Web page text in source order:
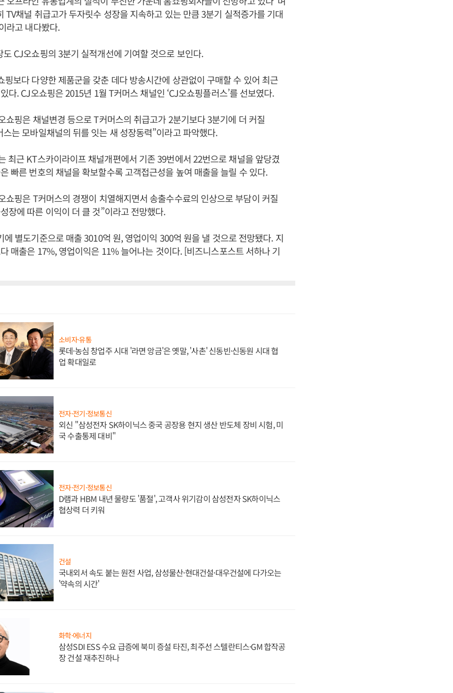
TV채널 취급고가 두자릿수 성장을 지속하고 있는 만큼 3분기 실적증가를 기대
라고 내다봤다.
CJ오쇼핑의 3분기 실적개선에 기여할 것으로 보인다.
핑보다 다양한 제품군을 갖춘 데다 방송시간에 상관없이 구매할 수 있어 최근
다. CJ오쇼핑은 2015년 1월 T커머스 채널인 ‘CJ오쇼핑플러스’를 선보였다.
쇼핑은 채널변경 등으로 T커머스의 취급고가 2분기보다 3분기에 더 커질
스는 모바일채널의 뒤를 잇는 새 성장동력”이라고 파악했다.
최근 KT스카이라이프 채널개편에서 기존 39번에서 22번으로 채널을 앞당겼
빠른 번호의 채널을 확보할수록 고객접근성을 높여 매출을 늘릴 수 있다.
쇼핑은 T커머스의 경쟁이 치열해지면서 송출수수료의 인상으로 부담이 커질
장에 따른 이익이 더 클 것”이라고 전망했다.
에 별도기준으로 매출 3010억 원, 영업이익 300억 원을 낼 것으로 전망됐다. 지
매출은 17%, 영업이익은 11% 늘어나는 것이다. [비즈니스포스트 서하나 기
소비자·유통
롯데·농심 창업주 시대 '라면 앙금'은 옛말, '사촌' 신동빈·신동원 시대 협
업 확대일로
전자·전기·정보통신
외신 "삼성전자 SK하이닉스 중국 공장용 현지 생산 반도체 장비 시험, 미
국 수출통제 대비"
전자·전기·정보통신
D램과 HBM 내년 물량도 '품절', 고객사 위기감이 삼성전자 SK하이닉스
협상력 더 키워
건설
국내외서 속도 붙는 원전 사업, 삼성물산·현대건설·대우건설에 다가오는
'약속의 시간'
화학·에너지
삼성SDI ESS 수요 급증에 북미 증설 타진, 최주선 스텔란티스·GM 합작공
장 건설 재추진하나